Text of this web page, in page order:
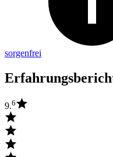
sorgenfrei
9.6